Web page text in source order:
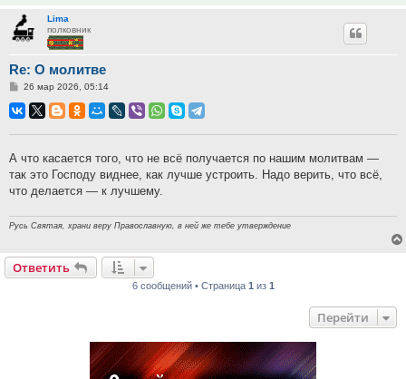
Lima
полковник
Re: О молитве
Сообщение
26 мар 2026, 05:14
А что касается того, что не всё получается по нашим молитвам —
так это Господу виднее, как лучше устроить. Надо верить, что всё,
что делается — к лучшему.
Русь Святая, храни веру Православную, в ней же тебе утверждение
Ответить
6 сообщений • Страница 1 из 1
Перейти